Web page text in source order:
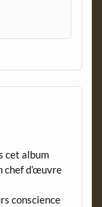
cet album
chef d’œuvre
conscience